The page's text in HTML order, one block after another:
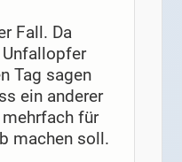
Fall. Da
Tag sagen
ein anderer
für
machen soll.